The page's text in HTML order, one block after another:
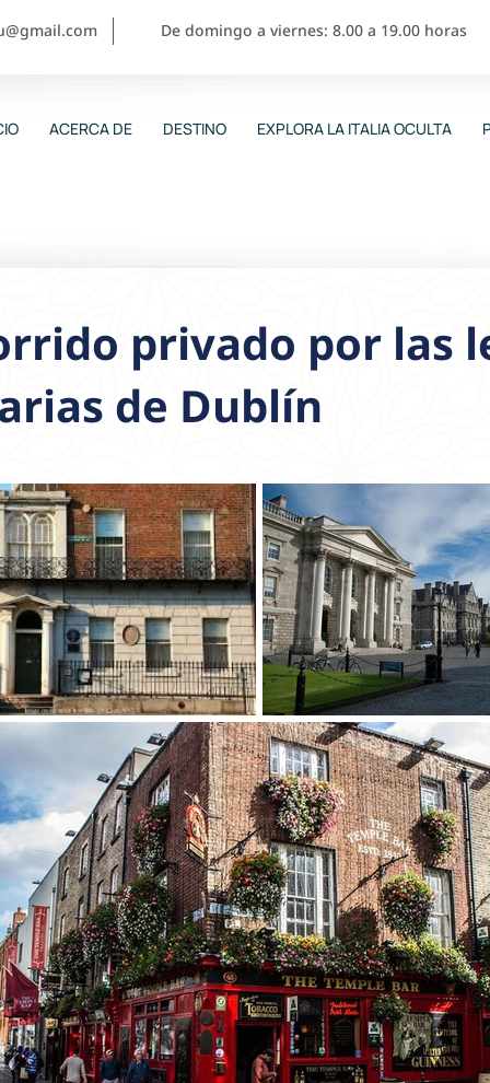
De domingo a viernes: 8.00 a 19.00 horas
ACERCA DE DESTINO EXPLORA LA ITALIA OCULTA
privado por las
de Dublín